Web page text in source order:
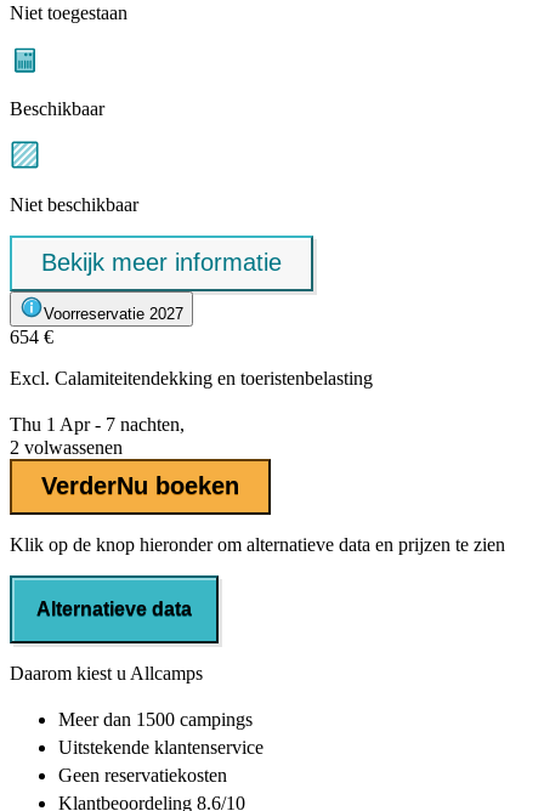
Niet toegestaan
Beschikbaar
Niet beschikbaar
Bekijk meer informatie
Voorreservatie 2027
654 €
Excl. Calamiteitendekking en toeristenbelasting
Thu 1 Apr - 7 nachten,
2 volwassenen
VerderNu boeken
Klik op de knop hieronder om alternatieve data en prijzen te zien
Alternatieve data
Daarom kiest u Allcamps
Meer dan 1500 campings
Uitstekende klantenservice
Geen reservatiekosten
Klantbeoordeling 8.6/10